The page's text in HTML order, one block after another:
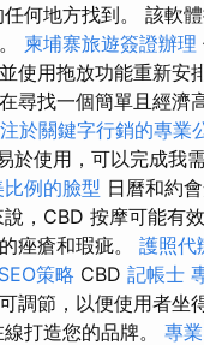
何地方找到。 該軟
柬埔寨旅遊簽證辦理
使用拖放功能重新安
尋找一個簡單且經濟
於關鍵字行銷的專業
於使用，可以完成我
例的臉型 日曆和約
，CBD 按摩可能有效
痤瘡和瑕疵。 護照代
策略 CBD 記帳士
調節，以便使用者坐
打造您的品牌。 專